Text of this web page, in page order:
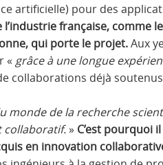
artificielle) pour des
l’industrie française, comme
qui porte le projet.Aux
« grâce à une longue
collaborations déjà
monde de la recherche
collaboratif.» C’est pourquoi
en innovation